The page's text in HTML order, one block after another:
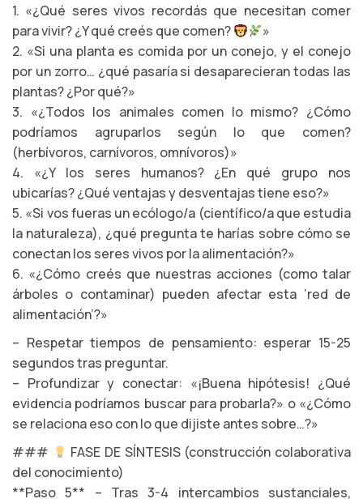
1. «¿Qué seres vivos recordás que necesitan comer
para vivir? ¿Y qué creés que comen?
»
2. «Si una planta es comida por un conejo, y el conejo
por un zorro… ¿qué pasaría si desaparecieran todas las
plantas? ¿Por qué?»
3. «¿Todos los animales comen lo mismo? ¿Cómo
podríamos agruparlos según lo que comen?
(herbívoros, carnívoros, omnívoros)»
4. «¿Y los seres humanos? ¿En qué grupo nos
ubicarías? ¿Qué ventajas y desventajas tiene eso?»
5. «Si vos fueras un ecólogo/a (científico/a que estudia
la naturaleza), ¿qué pregunta te harías sobre cómo se
conectan los seres vivos por la alimentación?»
6. «¿Cómo creés que nuestras acciones (como talar
árboles o contaminar) pueden afectar esta ‘red de
alimentación’?»
– Respetar tiempos de pensamiento: esperar 15-25
segundos tras preguntar.
– Profundizar y conectar: «¡Buena hipótesis! ¿Qué
evidencia podríamos buscar para probarla?» o «¿Cómo
se relaciona eso con lo que dijiste antes sobre…?»
###
FASE DE SÍNTESIS (construcción colaborativa
del conocimiento)
**Paso 5** – Tras 3-4 intercambios sustanciales,